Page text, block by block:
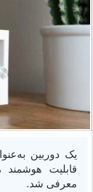
یک دوربین
معرفی شد.